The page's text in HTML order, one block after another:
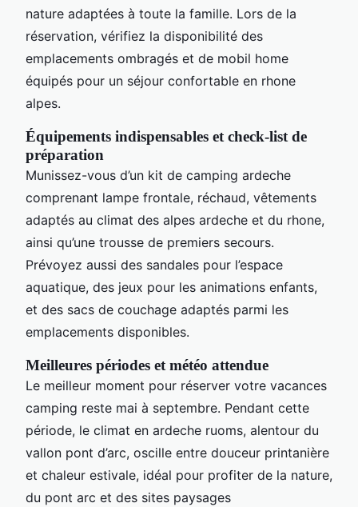
nature adaptées à toute la famille. Lors de la
réservation, vérifiez la disponibilité des
emplacements ombragés et de mobil home
équipés pour un séjour confortable en rhone
alpes.
Équipements indispensables et check-list de
préparation
Munissez-vous d’un kit de camping ardeche
comprenant lampe frontale, réchaud, vêtements
adaptés au climat des alpes ardeche et du rhone,
ainsi qu’une trousse de premiers secours.
Prévoyez aussi des sandales pour l’espace
aquatique, des jeux pour les animations enfants,
et des sacs de couchage adaptés parmi les
emplacements disponibles.
Meilleures périodes et météo attendue
Le meilleur moment pour réserver votre vacances
camping reste mai à septembre. Pendant cette
période, le climat en ardeche ruoms, alentour du
vallon pont d’arc, oscille entre douceur printanière
et chaleur estivale, idéal pour profiter de la nature,
du pont arc et des sites paysages